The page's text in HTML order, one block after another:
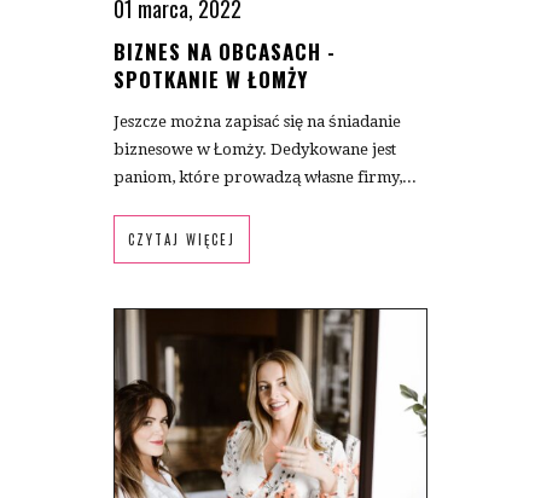
01 marca, 2022
BIZNES NA OBCASACH -
SPOTKANIE W ŁOMŻY
Jeszcze można zapisać się na śniadanie
biznesowe w Łomży. Dedykowane jest
paniom, które prowadzą własne firmy,...
CZYTAJ WIĘCEJ